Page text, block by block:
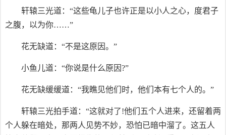
轩辕三光道：“这些龟儿子也许正是以小人之心，度君子
之腹，以为你……”
花无缺道：“不是这原因。”
小鱼儿道：“你说是什么原因?”
花无缺缓缓道：“我瞧见他们时，他们本有七个人的。”
轩辕三光拍手道：“这就对了!他们五个人进来，还留着两
个人躲在暗处，那两人见势不妙，恐怕已暗中溜了。这五人